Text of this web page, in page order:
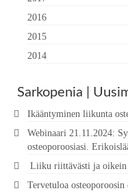
2016
2015
2014
Sarkopenia |
Ikääntyminen liikunta
Webinaari 21.11.2024:
osteoporoosiasi.
Liiku riittävästi ja oikein
Tervetuloa